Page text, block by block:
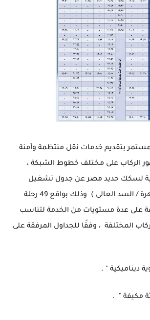
بتقديم خدمات نقل منتظمة وآمنة
الركاب على مختلف خطوط الشبكة ،
لسكك حديد مصر عن جدول تشغيل
قطارات خط ( القاهرة / السد العالى ) وذلك بواقع 49 رحلة
على عدة مستويات من الخدمة لتناسب
المختلفة ، وفقًا للجداول المرفقة على